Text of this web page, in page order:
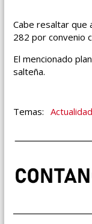
Cabe resaltar que
282 por convenio
El mencionado
salteña.
Actualidad